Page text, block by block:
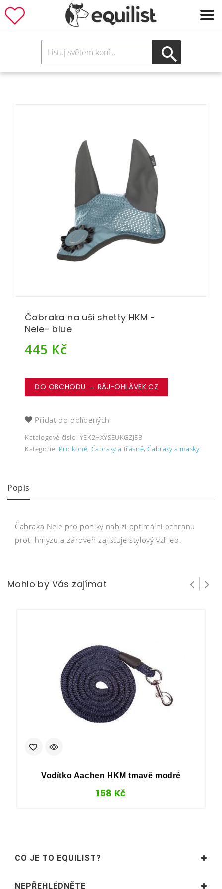
Čabraka na uši shetty HKM -
Nele- blue
445 Kč
DO OBCHODU → RÁJ-OHLÁVEK.CZ
Přidat do oblíbených
Katalogové číslo: YEK2HXYSEUKGZJ5B
Kategorie: Pro koně, Čabraky a třásně,Čabraky a masky
Popis
Čabraka Nele pro poníky nabízí optimální ochranu
proti hmyzu a zároveň zajišťuje stylový vzhled.
Mohlo by Vás zajímat
Vodítko Aachen HKM tmavě modré
158 Kč
CO JE TO EQUILIST?
NEPŘEHLÉDNĚTE